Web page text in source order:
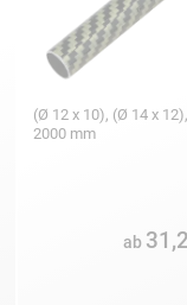
(Ø 12 x 10), (Ø 14 x
2000 mm
ab